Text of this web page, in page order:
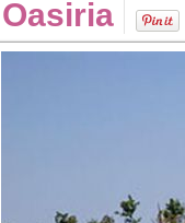
Oasiria